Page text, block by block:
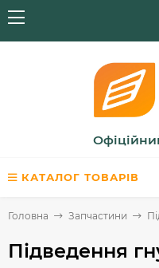
КАТАЛОГ ТОВАРІВ
Головна Запчастини
Підведення